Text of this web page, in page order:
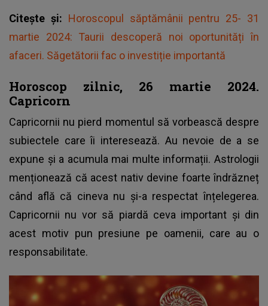
Citește și: Horoscopul săptămânii pentru 25- 31
martie 2024: Taurii descoperă noi oportunități în
afaceri. Săgetătorii fac o investiție importantă
Horoscop zilnic, 26 martie 2024.
Capricorn
Capricornii nu pierd momentul să vorbească despre
subiectele care îi interesează. Au nevoie de a se
expune și a acumula mai multe informații. Astrologii
menționează că acest nativ devine foarte îndrăzneț
când află că cineva nu și-a respectat înțelegerea.
Capricornii nu vor să piardă ceva important și din
acest motiv pun presiune pe oamenii, care au o
responsabilitate.